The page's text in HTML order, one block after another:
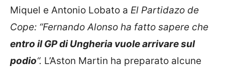
Miquel e Antonio Lobato a El Partidazo de
Cope: “Fernando Alonso ha fatto sapere che
entro il GP di Ungheria vuole arrivare sul
podio“. L’Aston Martin ha preparato alcune